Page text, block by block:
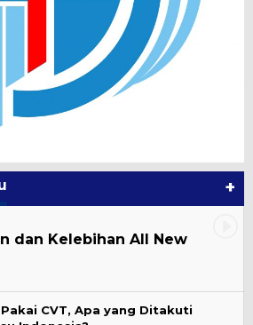
+
dan Kelebihan All New
CVT, Apa yang Ditakuti